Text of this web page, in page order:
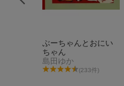
ぶーちゃんとおにい
ちゃん
島田ゆか
(233件)